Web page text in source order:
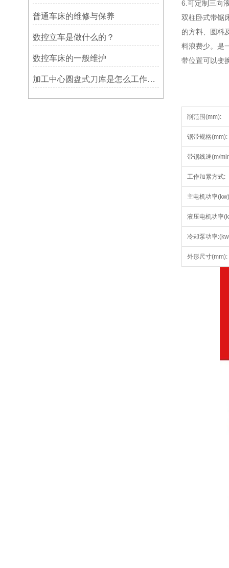
普通车床的维修与保养
数控立车是做什么的？
数控车床的一般维护
加工中心圆盘式刀库是怎么工作的？
6.可定制三向
双柱卧式带锯
的方料、圆料
料浪费少。是
带位置可以变
削范围(mm):
锯带规格(mm):
带锯线速(m/
工作加紧方式:
主电机功率
液压电机功率
冷却泵功率
外形尺寸(mm):